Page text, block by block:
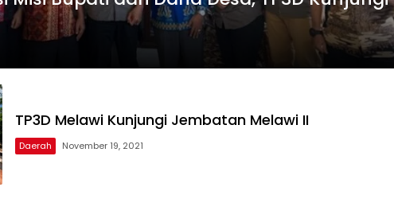
TP3D Melawi Kunjungi Jembatan Melawi II
Daerah November 19, 2021